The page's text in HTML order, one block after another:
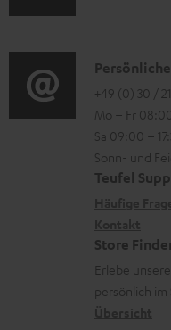
l
a
d
e
e
n
z
u
r
a
r
a
g
e
r
ä
t
ü
c
i
o
-
L
e
k
o
K
o
n
t
a
d
a
+49 (0) 30 /
Mo – Fr
Sa 09:00 –
Sonn- und
Teufel
Store
Erlebe
persönlich im